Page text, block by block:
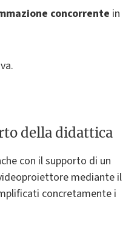
concorrente in
della didattica
con il supporto di un
mediante il
concretamente i